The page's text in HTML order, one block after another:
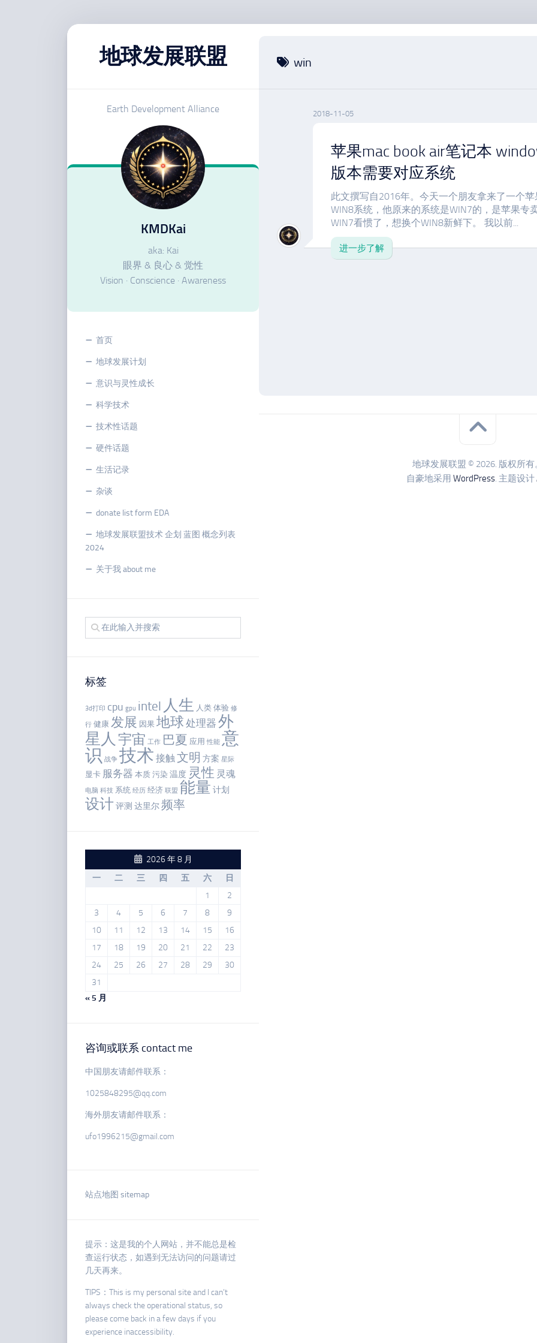
地球发展联盟
Earth Development Alliance
KMDKai
aka: Kai
眼界 & 良心 & 觉性
Vision · Conscience · Awareness
首页
地球发展计划
意识与灵性成长
科学技术
技术性话题
硬件话题
生活记录
杂谈
donate list form EDA
地球发展联盟技术 企划 蓝图 概念列表
2024
关于我 about me
标签
3d打印 cpu gpu intel 人生 人类 体验 修
行 健康 发展 因果 地球 处理器 外
星人 宇宙 工作 巴夏 应用 性能 意
识 战争 技术 接触文明 方案 星际
显卡 服务器 本质 污染 温度 灵性 灵魂
电脑 科技 系统 经历 经济 联盟 能量 计划
设计评测 达里尔频率
2026 年 8 月
一
二 三 四 五 六
日
1
2
3
4 5 6 7 8
9
10
11 12 13 14 15
16
17
18 19 20 21 22
23
24
25 26 27 28 29
30
31
« 5 月
咨询或联系 contact me
中国朋友请邮件联系：
1025848295@qq.com
海外朋友请邮件联系：
ufo1996215@gmail.com
站点地图 sitemap
提示：这是我的个人网站，并不能总是检
查运行状态，如遇到无法访问的问题请过
几天再来。
TIPS：This is my personal site and I can’t
always check the operational status, so
please come back in a few days if you
experience inaccessibility.
win
2018-11-05
苹果mac book air笔记本
版本需要对应系统
此文撰写自2016年。今天一个朋友拿来了一个苹
WIN8系统，他原来的系统是WIN7的，是苹果专
WIN7看惯了，想换个WIN8新鲜下。 我以前...
进一步了解
地球发展联盟 © 2026. 版权所有
自豪地采用 WordPress. 主题设计